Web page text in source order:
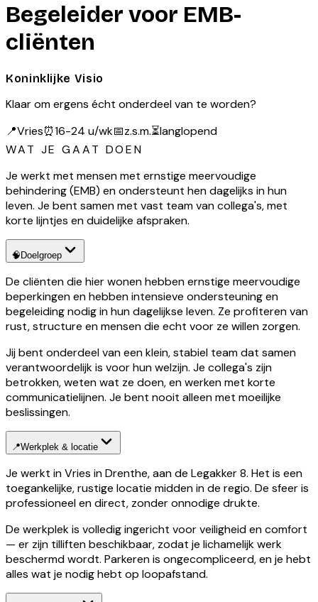
Begeleider voor EMB-
cliënten
Koninklijke Visio
Klaar om ergens écht onderdeel van te worden?
📍Vries⏰16-24 u/wk📅z.s.m.⏳langlopend
WAT JE GAAT DOEN
Je werkt met mensen met ernstige meervoudige
behindering (EMB) en ondersteunt hen dagelijks in hun
leven. Je bent samen met vast team van collega's, met
korte lijntjes en duidelijke afspraken.
🧠 Doelgroep
De cliënten die hier wonen hebben ernstige meervoudige
beperkingen en hebben intensieve ondersteuning en
begeleiding nodig in hun dagelijkse leven. Ze profiteren van
rust, structure en mensen die echt voor ze willen zorgen.
Jij bent onderdeel van een klein, stabiel team dat samen
verantwoordelijk is voor hun welzijn. Je collega's zijn
betrokken, weten wat ze doen, en werken met korte
communicatielijnen. Je bent nooit alleen met moeilijke
beslissingen.
📍Werkplek & locatie
Je werkt in Vries in Drenthe, aan de Legakker 8. Het is een
toegankelijke, rustige locatie midden in de regio. De sfeer is
professioneel en direct, zonder onnodige drukte.
De werkplek is volledig ingericht voor veiligheid en comfort
— er zijn tilliften beschikbaar, zodat je lichamelijk werk
beschermd wordt. Parkeren is ongecompliceerd, en je hebt
alles wat je nodig hebt op loopafstand.